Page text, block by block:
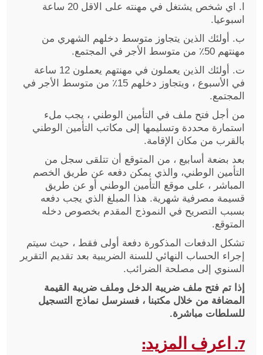
ا. اي شخص يشتغل في مهنته على الاقل 20 ساعة
اسبوعيا.
ب. أولئك الذين يتجاوز متوسط ​​دخلهم الشهري من
مهنتهم 50٪ من متوسط ​​الأجر في المجتمع.
ت. أولئك الذين يعملون في مهنتهم يعملون 12 ساعة
في الأسبوع ، ويتجاوز دخلهم 15٪ من متوسط ​​الأجر في
المجتمع.
من أجل فتح ملف في التأمين الوطني ، يجب ملء
استمارة محددة وتسليمها إلى مكاتب التأمين الوطني
بالقرب من مكان الإقامة.
بعد بضعة أسابيع ، من المتوقع أن تتلقى سجل من
التأمين الوطني، والذي يمكن دفعه عن طريق الخصم
المباشر ، على موقع التأمين الوطني أو عن طريق
قسيمة مصرفية شهرية. هذا المبلغ الذي يجب دفعه
بسبب التصريح في النموذج المقدم بخصوص دخله
المتوقع.
تشكل الدفعات المذكورة دفعة أولى فقط ، حيث سيتم
إجراء الحساب النهائي للسنة الضريبية بعد تقديم التقرير
السنوي إلى مصلحة الضرائب.
إذا تم فتح ملف ضريبة الدخل وملف ضريبة القيمة
المضافة من خلال مكتبنا ، فسنرسل نماذج التسجيل
للسلطات مباشرة.
7. اعرف المزيد :